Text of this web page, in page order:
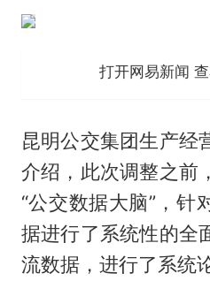
打开网易新闻
昆明公交集团生产经
介绍，此次调整之前
“公交数据大脑”，针
据进行了系统性的全
流数据，进行了系统